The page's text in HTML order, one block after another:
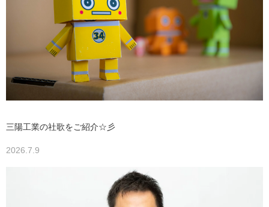
三陽工業の社歌をご紹介☆彡
2026.7.9